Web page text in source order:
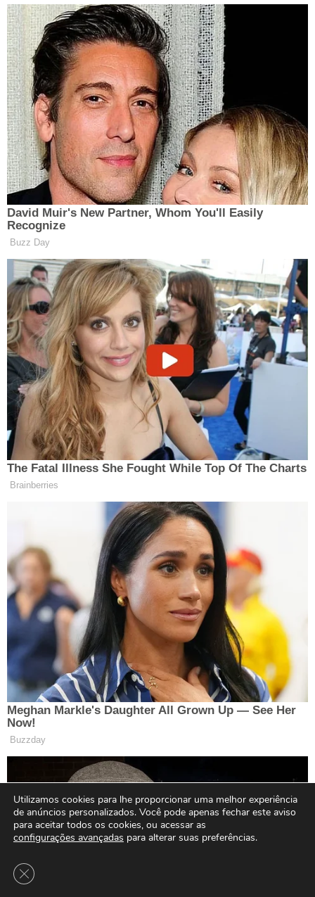
Utilizamos cookies para lhe proporcionar uma melhor experiência
de anúncios personalizados. Você pode apenas fechar este aviso
para aceitar todos os cookies, ou acessar as
configurações avançadas para alterar suas preferências.
Close GDPR Cookie Banner